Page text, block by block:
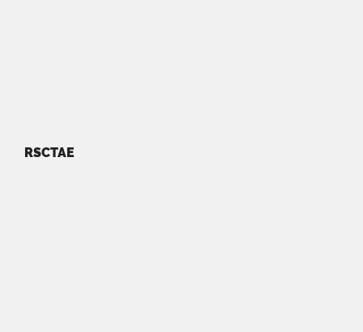
RSCTAE